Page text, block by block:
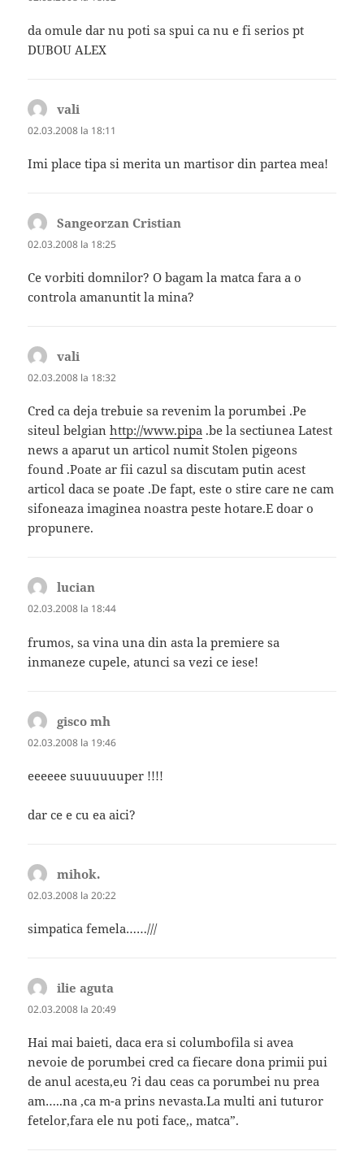
da omule dar nu poti sa spui ca nu e fi serios pt
DUBOU ALEX
vali
02.03.2008 la 18:11
Imi place tipa si merita un martisor din partea mea!
Sangeorzan Cristian
02.03.2008 la 18:25
Ce vorbiti domnilor? O bagam la matca fara a o
controla amanuntit la mina?
vali
02.03.2008 la 18:32
Cred ca deja trebuie sa revenim la porumbei .Pe
siteul belgianhttp://www.pipa .be la sectiunea Latest
news a aparut un articol numit Stolen pigeons
found .Poate ar fii cazul sa discutam putin acest
articol daca se poate .De fapt, este o stire care ne cam
sifoneaza imaginea noastra peste hotare.E doar o
propunere.
lucian
02.03.2008 la 18:44
frumos, sa vina una din asta la premiere sa
inmaneze cupele, atunci sa vezi ce iese!
gisco mh
02.03.2008 la 19:46
eeeeee suuuuuuper !!!!
dar ce e cu ea aici?
mihok.
02.03.2008 la 20:22
simpatica femela……///
ilie aguta
02.03.2008 la 20:49
Hai mai baieti, daca era si columbofila si avea
nevoie de porumbei cred ca fiecare dona primii pui
de anul acesta,eu ?i dau ceas ca porumbei nu prea
am…..na ,ca m-a prins nevasta.La multi ani tuturor
fetelor,fara ele nu poti face,, matca”.